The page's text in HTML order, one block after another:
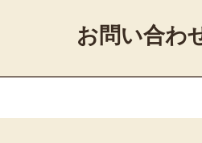
お問い合わ